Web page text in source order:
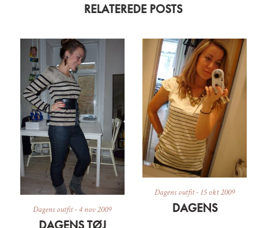
RELATEREDE POSTS
Dagens outfit-4 nov 2009
Dagens outfit- 15 okt 2009
DAGENS